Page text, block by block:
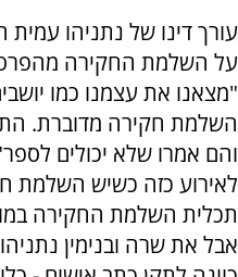
עורך דינו של נתניהו
על השלמת החקירה
"מצאנו את עצמנו כמו
השלמת חקירה מדוברת.
והם אמרו שלא יכולים
לאירוע כזה כשיש השלמת
תכלית השלמת החקירה
אבל את שרה ובנימין